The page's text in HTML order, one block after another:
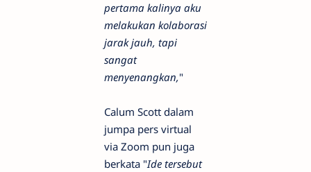
pertama kalinya aku
melakukan kolaborasi
jarak jauh, tapi
sangat
menyenangkan,"
Calum Scott dalam
jumpa pers virtual
via Zoom pun juga
berkata "Ide tersebut